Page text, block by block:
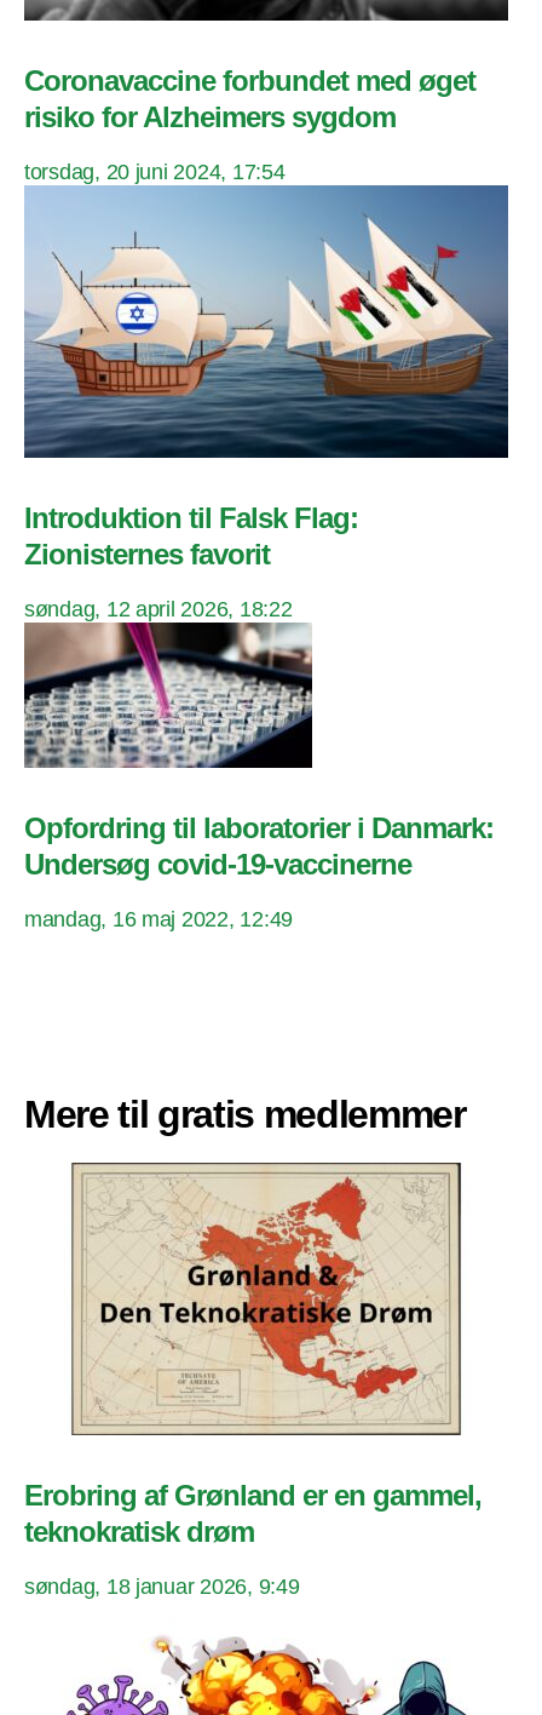
Coronavaccine forbundet med øget
risiko for Alzheimers sygdom
torsdag, 20 juni 2024, 17:54
Introduktion til Falsk Flag:
Zionisternes favorit
søndag, 12 april 2026, 18:22
Opfordring til laboratorier i Danmark:
Undersøg covid-19-vaccinerne
mandag, 16 maj 2022, 12:49
Mere til gratis medlemmer
Erobring af Grønland er en gammel,
teknokratisk drøm
søndag, 18 januar 2026, 9:49